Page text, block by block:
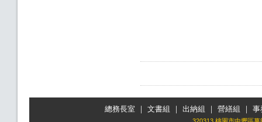
總務長室 ｜ 文書組 ｜ 出納組 ｜ 營繕組 ｜ 事